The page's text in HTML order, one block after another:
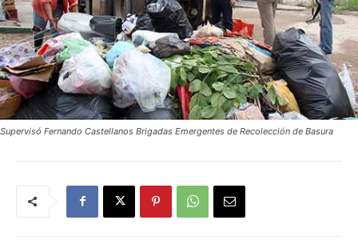
Supervisó Fernando Castellanos Brigadas Emergentes de Recolección de Basura